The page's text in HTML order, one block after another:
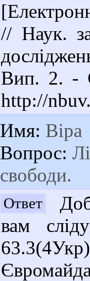
// Наук.
Вип. 2. -
http://
Имя: Віра
Вопрос:
свободи.
Ответ
вам